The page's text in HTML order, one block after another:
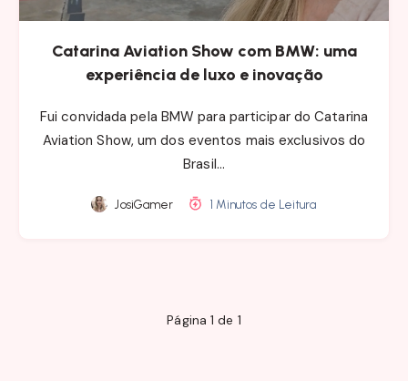
Catarina Aviation Show com BMW: uma
experiência de luxo e inovação
Fui convidada pela BMW para participar do Catarina
Aviation Show, um dos eventos mais exclusivos do
Brasil…
JosiGamer 1 Minutos de Leitura
Página 1 de 1